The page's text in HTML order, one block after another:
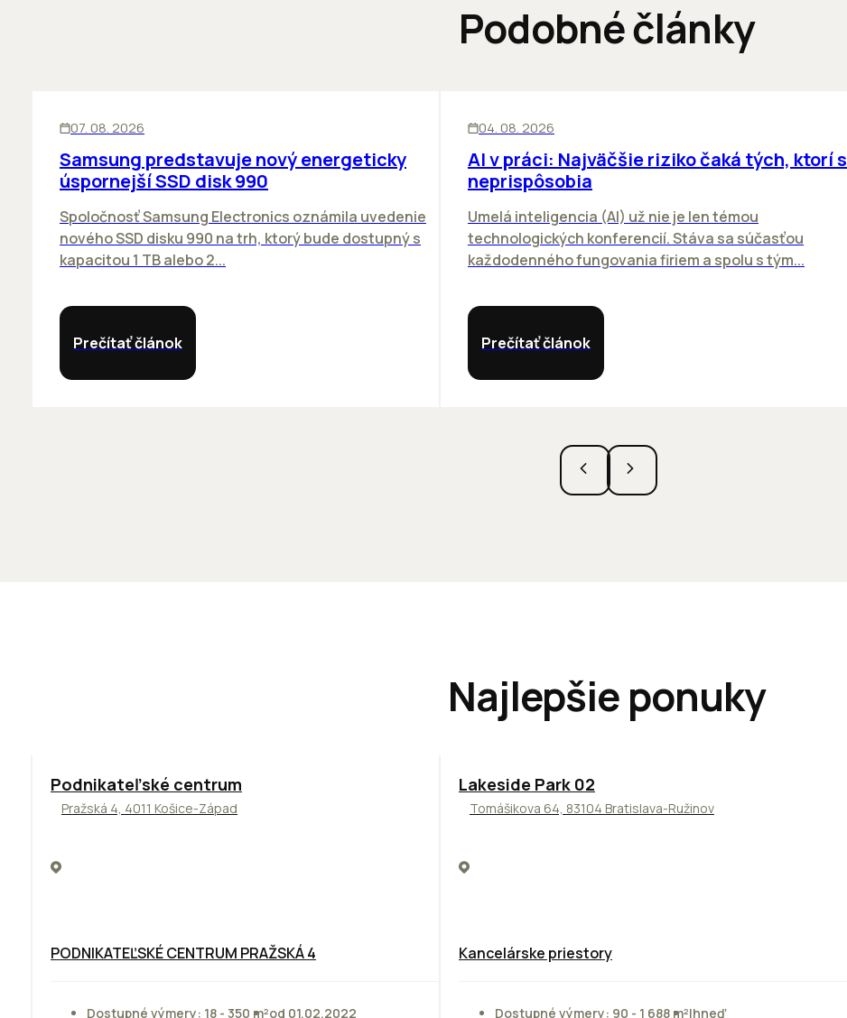
Podobné články
07. 08. 2026
Samsung predstavuje nový energeticky
úspornejší SSD disk 990
Spoločnosť Samsung Electronics oznámila uvedenie
nového SSD disku 990 na trh, ktorý bude dostupný s
kapacitou 1 TB alebo 2...
Prečítať článok
04. 08. 2026
AI v práci: Najväčšie riziko čaká tých, ktorí sa
neprispôsobia
Umelá inteligencia (AI) už nie je len témou
technologických konferencií. Stáva sa súčasťou
každodenného fungovania firiem a spolu s tým...
Prečítať článok
Najlepšie ponuky
ODPORÚČAME
Podnikateľské centrum
Pražská 4, 4011 Košice-Západ
PODNIKATEĽSKÉ CENTRUM PRAŽSKÁ 4
Dostupné výmery: 18 - 350 m²od 01.02.2022
ODPORÚČAME
Lakeside Park 02
Tomášikova 64, 83104 Bratislava-Ružinov
Kancelárske priestory
Dostupné výmery: 90 - 1 688 m²Ihneď